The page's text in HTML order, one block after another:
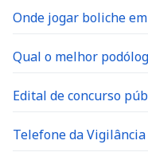
Onde jogar boliche
Qual o melhor
Edital de concurso
Telefone da